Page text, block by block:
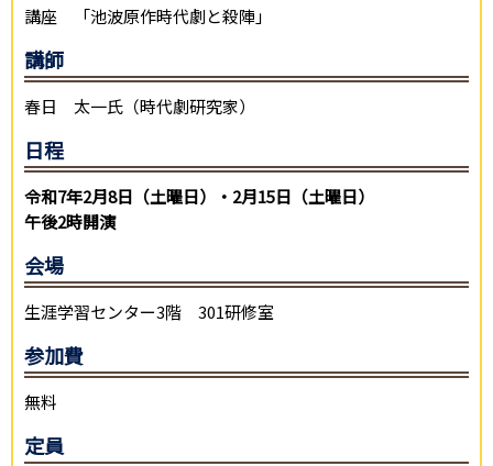
講座 「池波原作時代劇と殺陣」
講師
春日 太一氏（時代劇研究家）
日程
令和7年2月8日（土曜日）・2月15日（土曜日）
午後2時開演
会場
生涯学習センター3階 301研修室
参加費
無料
定員